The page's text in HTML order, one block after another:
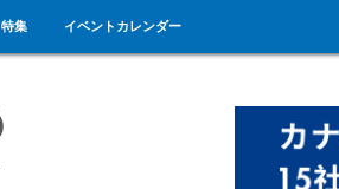
特集 イベントカレンダー